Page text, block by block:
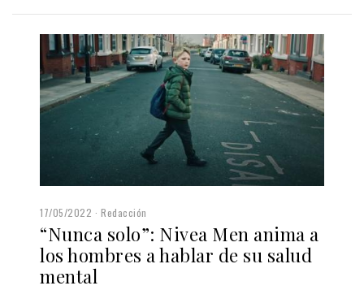
17/05/2022 Redacción
“Nunca solo”: Nivea Men anima a
los hombres a hablar de su salud
mental